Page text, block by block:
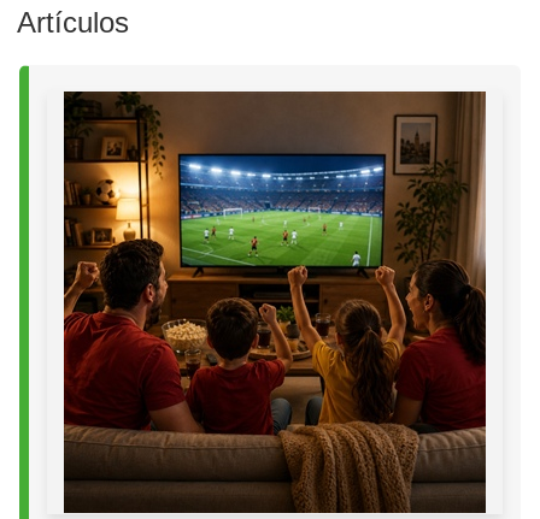
Artículos